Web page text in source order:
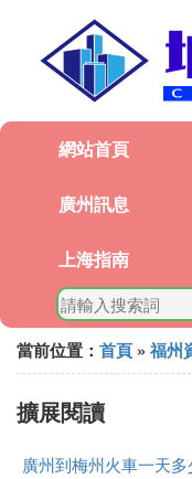
網站首頁
廣州訊息
上海指南
當前位置： 首頁 » 福州
擴展閱讀
廣州到梅州火車一天多